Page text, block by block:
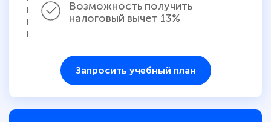
Возможность получить
налоговый вычет 13%
Запросить учебный план